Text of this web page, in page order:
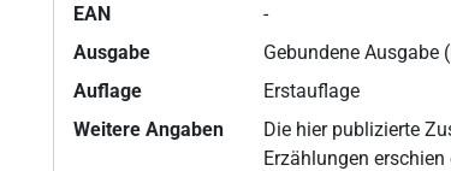
EAN
-
Ausgabe
Gebundene Ausgabe
Auflage
Erstauflage
Weitere Angaben
Die hier publizierte
Erzählungen